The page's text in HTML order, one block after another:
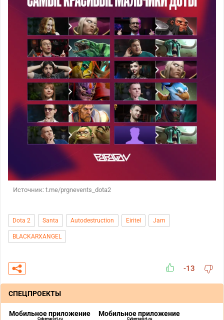
Источник: t.me/prgnevents_dota2
Dota 2 Santa Autodestruction Eiritel Jam
BLACKARXANGEL
-13
СПЕЦПРОЕКТЫ
Мобильное приложение
Cybersport.ru
Мобильное приложение
Cybersport.ru